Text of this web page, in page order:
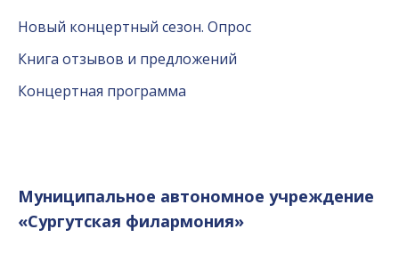
Новый концертный сезон. Опрос
Книга отзывов и предложений
Концертная программа
Муниципальное автономное учреждение
«Сургутская филармония»